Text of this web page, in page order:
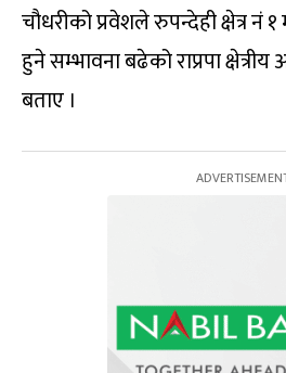
चौधरीको प्रवेशले रुपन्देही क्षेत्र नं
हुने सम्भावना बढेको राप्रपा
बताए ।